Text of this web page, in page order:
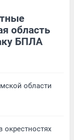
область
БПЛА
области